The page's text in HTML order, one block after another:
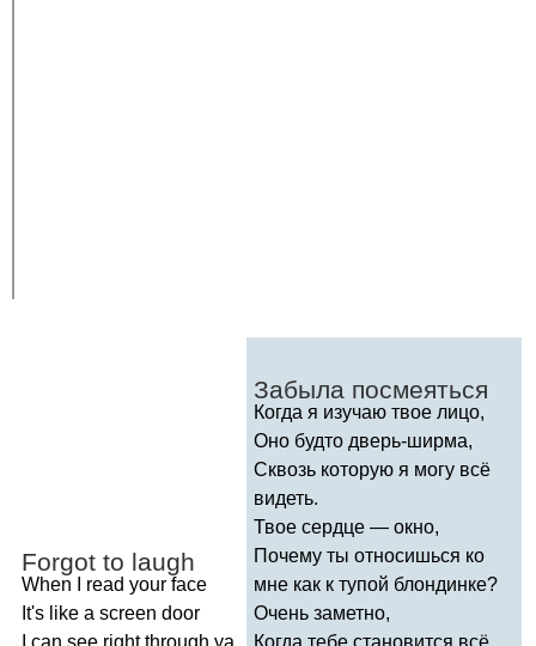
Forgot to laugh
When read your face
It's like a screen door
can see right through ya
Забыла посмеяться
Когда я изучаю твое лицо,
Оно будто дверь-ширма,
Сквозь которую я могу всё
видеть.
Твое сердце — окно,
Почему ты относишься ко
мне как к тупой блондинке?
Очень заметно,
Когда тебе становится всё